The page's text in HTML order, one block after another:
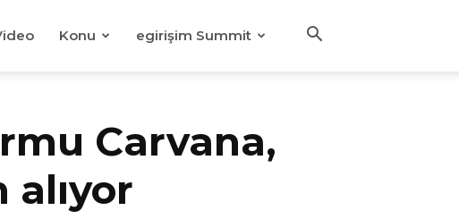
Konu egirişim Summit
Carvana,
alıyor